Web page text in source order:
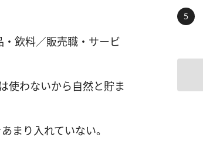
飲料／販売職・サービ
使わないから自然と貯ま
まり入れていない。